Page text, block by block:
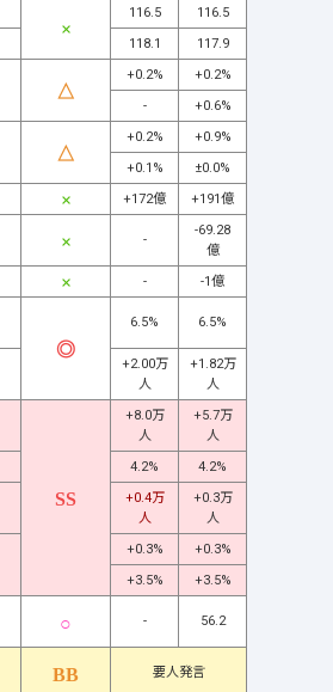
116.5
116.5
118.1 117.9
+0.2%
+0.2%
-
+0.6%
+0.2%
+0.9%
+0.1%
±0.0%
+172億 +191億
-
-69.28
億
- -1億
6.5% 6.5%
+2.00万
人
+1.82万
人
+8.0万
人
+5.7万
人
4.2% 4.2%
+0.4万
人
+0.3万
人
+0.3%
+0.3%
+3.5%
+3.5%
- 56.2
要人発言